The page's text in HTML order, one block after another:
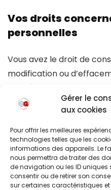
Gérer le
aux cookies
Pour offrir les meilleures
technologies telles que les
informations des appareils. Le
nous permettra de traiter des
de navigation ou les ID uniques
consentir ou de retirer son
sur certaines caractéristiques
Vos droits
personnelles
Vous avez le droit de
modification ou
données personnelles.
retirer votre